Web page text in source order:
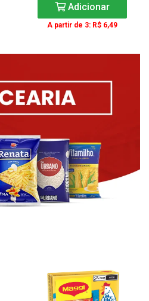
Adicionar
A partir de 3: R$ 6,49